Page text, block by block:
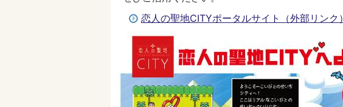
恋人の聖地CITYポータルサイト（外部リンク）